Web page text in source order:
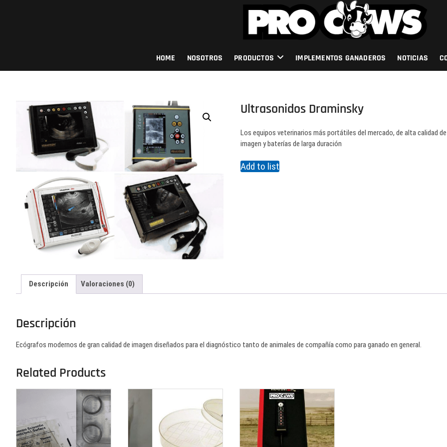
HOME NOSOTROS PRODUCTOS IMPLEMENTOS GANADEROS NOTICIAS
Ultrasonidos Draminsky
Los equipos veterinarios más portátiles del mercado, de alta calidad de
imagen y baterías de larga duración
Add to list
Descripción Valoraciones (0)
Descripción
Ecógrafos modernos de gran calidad de imagen diseñados para el diagnóstico tanto de animales de compañía como para ganado en general.
Related Products